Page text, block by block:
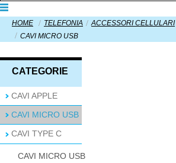
HOME TELEFONIA ACCESSORI CELLULARI
CAVI MICRO USB
CATEGORIE
CAVI APPLE
CAVI MICRO USB
CAVI TYPE C
CAVI MICRO USB